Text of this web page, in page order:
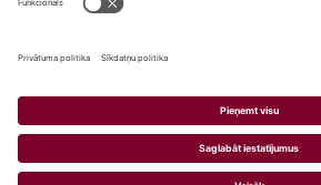
ALKOHOLA PĀRDOŠANA, IEGĀDĀŠANĀS UN
NODOŠANA NEPILNGADĪGĀM PERSONĀM
AIZLIEGTA.